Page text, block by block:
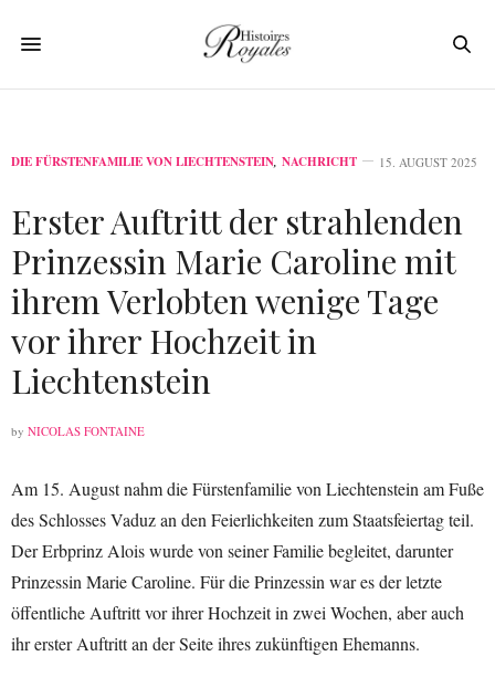
DIE FÜRSTENFAMILIE VON LIECHTENSTEIN, NACHRICHT 15. AUGUST 2025
Erster Auftritt der strahlenden
Prinzessin Marie Caroline mit
ihrem Verlobten wenige Tage
vor ihrer Hochzeit in
Liechtenstein
by NICOLAS FONTAINE
Am 15. August nahm die Fürstenfamilie von Liechtenstein am Fuße
des Schlosses Vaduz an den Feierlichkeiten zum Staatsfeiertag teil.
Der Erbprinz Alois wurde von seiner Familie begleitet, darunter
Prinzessin Marie Caroline. Für die Prinzessin war es der letzte
öffentliche Auftritt vor ihrer Hochzeit in zwei Wochen, aber auch
ihr erster Auftritt an der Seite ihres zukünftigen Ehemanns.